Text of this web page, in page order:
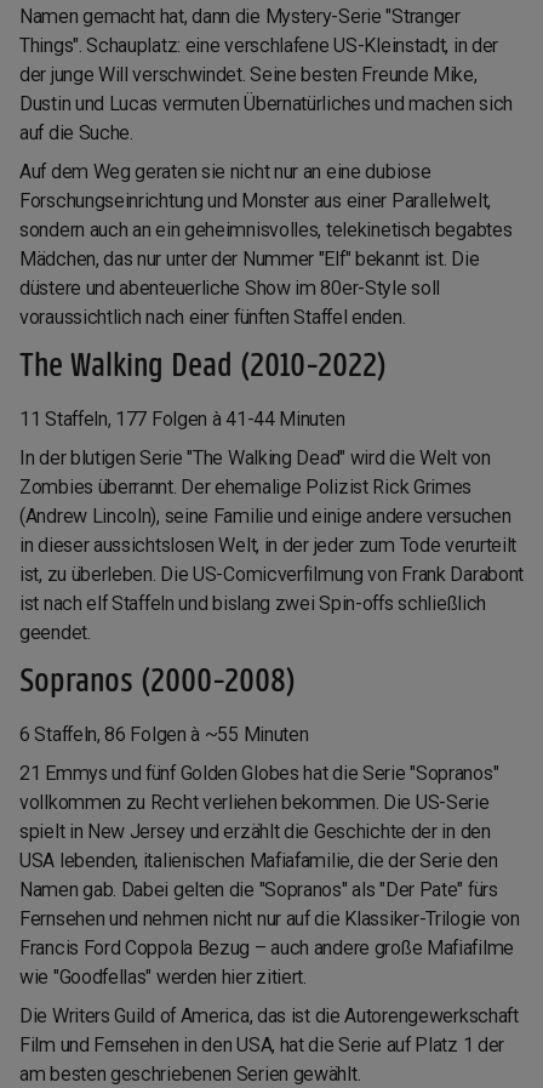
Namen gemacht hat, dann die Mystery-Serie "Stranger
Things". Schauplatz: eine verschlafene US-Kleinstadt, in der
der junge Will verschwindet. Seine besten Freunde Mike,
Dustin und Lucas vermuten Übernatürliches und machen sich
auf die Suche.
Auf dem Weg geraten sie nicht nur an eine dubiose
Forschungseinrichtung und Monster aus einer Parallelwelt,
sondern auch an ein geheimnisvolles, telekinetisch begabtes
Mädchen, das nur unter der Nummer "Elf" bekannt ist. Die
düstere und abenteuerliche Show im 80er-Style soll
voraussichtlich nach einer fünften Staffel enden.
The Walking Dead (2010-2022)
11 Staffeln, 177 Folgen à 41-44 Minuten
In der blutigen Serie "The Walking Dead" wird die Welt von
Zombies überrannt. Der ehemalige Polizist Rick Grimes
(Andrew Lincoln), seine Familie und einige andere versuchen
in dieser aussichtslosen Welt, in der jeder zum Tode verurteilt
ist, zu überleben. Die US-Comicverfilmung von Frank Darabont
ist nach elf Staffeln und bislang zwei Spin-offs schließlich
geendet.
Sopranos (2000-2008)
6 Staffeln, 86 Folgen à ~55 Minuten
21 Emmys und fünf Golden Globes hat die Serie "Sopranos"
vollkommen zu Recht verliehen bekommen. Die US-Serie
spielt in New Jersey und erzählt die Geschichte der in den
USA lebenden, italienischen Mafiafamilie, die der Serie den
Namen gab. Dabei gelten die "Sopranos" als "Der Pate" fürs
Fernsehen und nehmen nicht nur auf die Klassiker-Trilogie von
Francis Ford Coppola Bezug – auch andere große Mafiafilme
wie "Goodfellas" werden hier zitiert.
Die Writers Guild of America, das ist die Autorengewerkschaft
Film und Fernsehen in den USA, hat die Serie auf Platz 1 der
am besten geschriebenen Serien gewählt.